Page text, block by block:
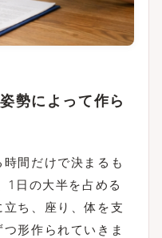
勢によって作ら
間だけで決まるも
1日の大半を占める
ち、座り、体を支
形作られていきま